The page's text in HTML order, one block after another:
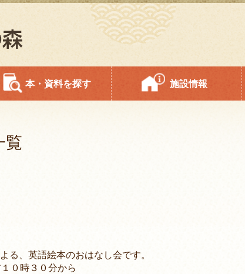
本・資料を探す 施設情報
覧
、英語絵本のおはなし会です。
０時３０分から